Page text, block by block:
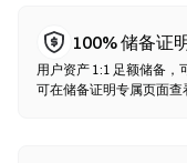
100% 储备证
用户资产 1:1 足额储备，
可在储备证明专属页面查